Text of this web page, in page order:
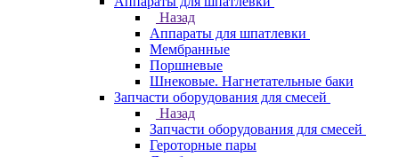
Назад
Аппараты для шпатлевки
Мембранные
Поршневые
Шнековые. Нагнетательные баки
Запчасти оборудования для смесей
Назад
Запчасти оборудования для смесей
Героторные пары